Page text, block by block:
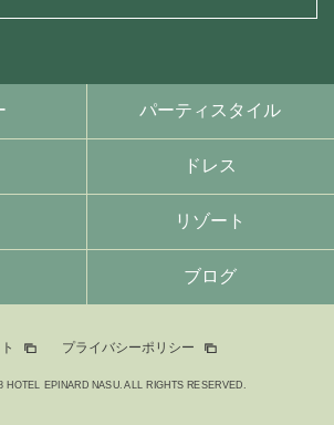
パーティスタイル
ドレス
リゾート
ブログ
プライバシーポリシー
HOTEL EPINARD NASU. ALL RIGHTS RESERVED.